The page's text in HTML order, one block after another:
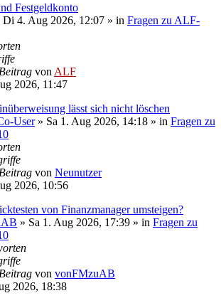
Festgeldkonto
Di 4. Aug 2026, 12:07 » in Fragen zu ALF-
von ALF
2026, 11:47
lässt sich nicht löschen
User» Sa 1. Aug 2026, 14:18 » in Fragen zu
von Neunutzer
2026, 10:56
von Finanzmanager umsteigen?
» Sa 1. Aug 2026, 17:39 » in Fragen zu
von vonFMzuAB
2026, 18:38